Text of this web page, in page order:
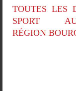
TOUTES LES
SPORT
RÉGION